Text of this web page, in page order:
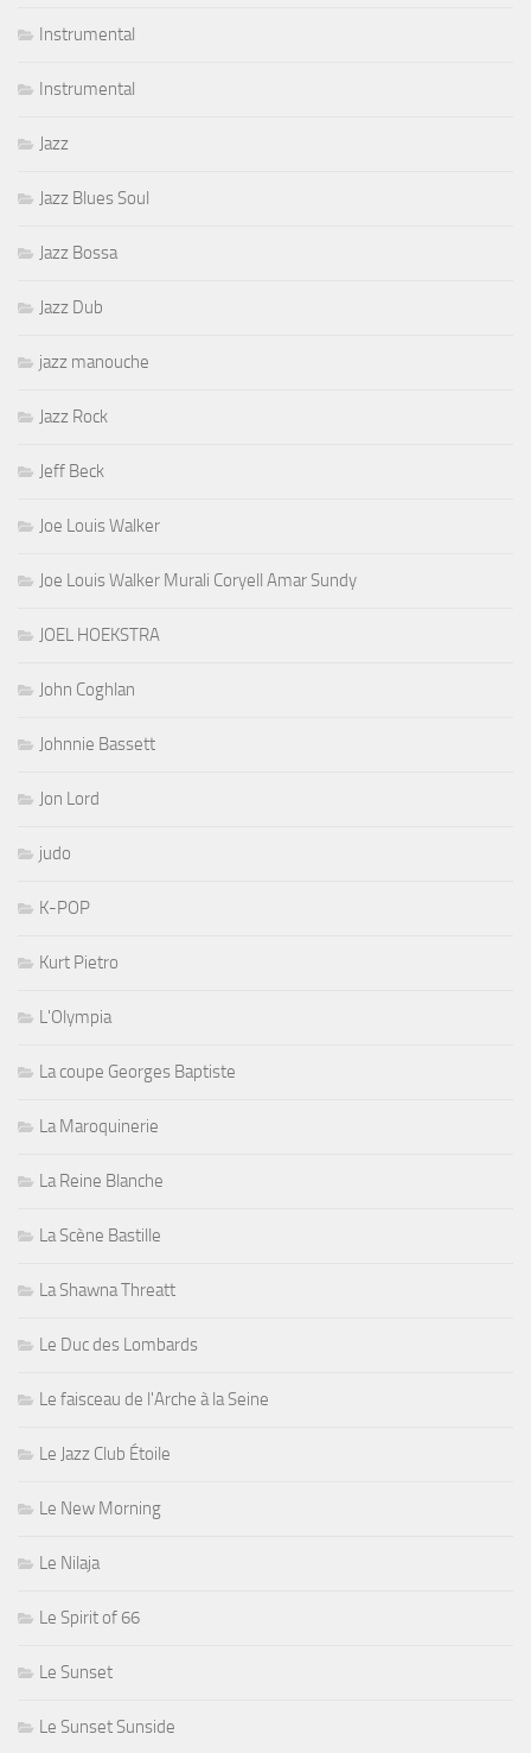
Instrumental
Instrumental
Jazz
Jazz Blues Soul
Jazz Bossa
Jazz Dub
jazz manouche
Jazz Rock
Jeff Beck
Joe Louis Walker
Joe Louis Walker Murali Coryell Amar Sundy
JOEL HOEKSTRA
John Coghlan
Johnnie Bassett
Jon Lord
judo
K-POP
Kurt Pietro
L'Olympia
La coupe Georges Baptiste
La Maroquinerie
La Reine Blanche
La Scène Bastille
La Shawna Threatt
Le Duc des Lombards
Le faisceau de l'Arche à la Seine
Le Jazz Club Étoile
Le New Morning
Le Nilaja
Le Spirit of 66
Le Sunset
Le Sunset Sunside